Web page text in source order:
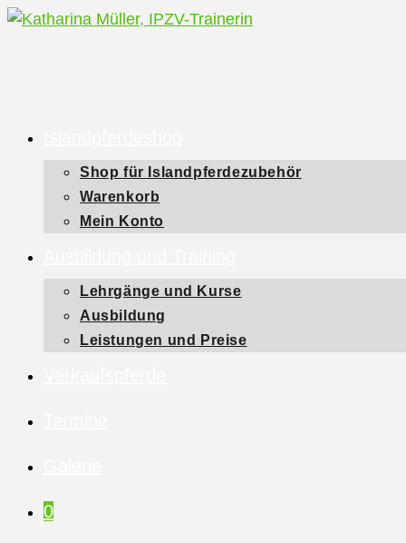
Zum
Shop für Islandpferdezubehör
Warenkorb
Mein Konto
Lehrgänge und Kurse
Ausbildung
Leistungen und Preise
0